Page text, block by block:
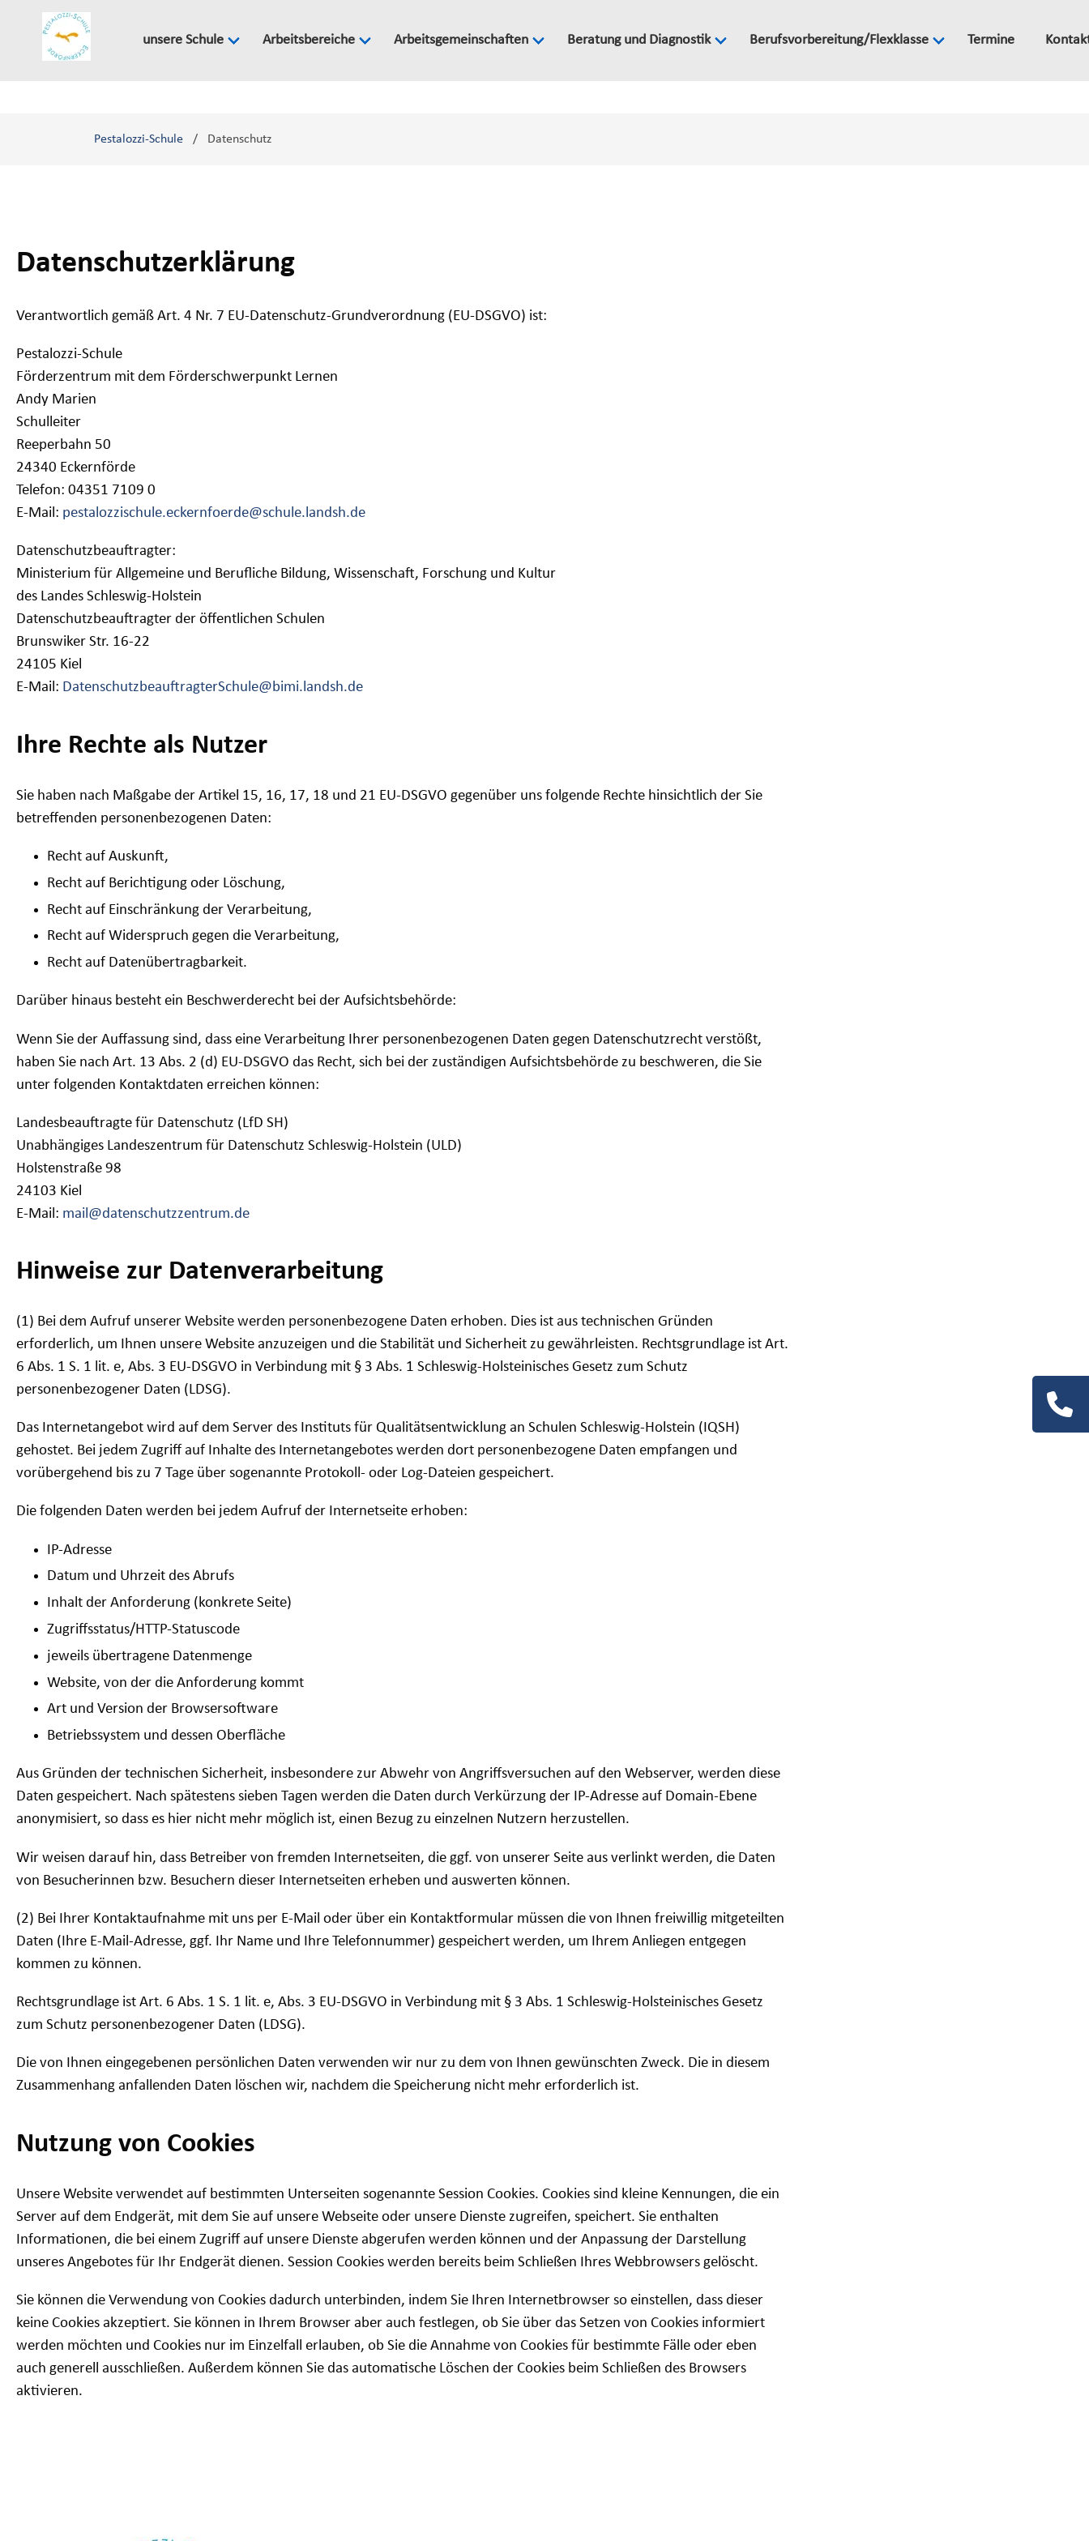
Navigation
überspringen
unsere Schule Arbeitsbereiche Arbeitsgemeinschaften Beratung und Diagnostik Berufsvorbereitung/Flexklasse Termine
Pestalozzi-Schule Datenschutz
Datenschutzerklärung
Verantwortlich gemäß Art. 4 Nr. 7 EU-Datenschutz-Grundverordnung (EU-DSGVO) ist:
Pestalozzi-Schule
Förderzentrum mit dem Förderschwerpunkt Lernen
Andy Marien
Schulleiter
Reeperbahn 50
24340 Eckernförde
Telefon: 04351 7109 0
E-Mail: pestalozzischule.eckernfoerde@schule.landsh.de
Datenschutzbeauftragter:
Ministerium für Allgemeine und Berufliche Bildung, Wissenschaft, Forschung und Kultur
des Landes Schleswig-Holstein
Datenschutzbeauftragter der öffentlichen Schulen
Brunswiker Str. 16-22
24105 Kiel
E-Mail: DatenschutzbeauftragterSchule@bimi.landsh.de
Ihre Rechte als Nutzer
Sie haben nach Maßgabe der Artikel 15, 16, 17, 18 und 21 EU-DSGVO gegenüber uns folgende Rechte hinsichtlich der Sie
betreffenden personenbezogenen Daten:
Recht auf Auskunft,
Recht auf Berichtigung oder Löschung,
Recht auf Einschränkung der Verarbeitung,
Recht auf Widerspruch gegen die Verarbeitung,
Recht auf Datenübertragbarkeit.
Darüber hinaus besteht ein Beschwerderecht bei der Aufsichtsbehörde:
Wenn Sie der Auffassung sind, dass eine Verarbeitung Ihrer personenbezogenen Daten gegen Datenschutzrecht verstößt,
haben Sie nach Art. 13 Abs. 2 (d) EU-DSGVO das Recht, sich bei der zuständigen Aufsichtsbehörde zu beschweren, die Sie
unter folgenden Kontaktdaten erreichen können:
Landesbeauftragte für Datenschutz (LfD SH)
Unabhängiges Landeszentrum für Datenschutz Schleswig-Holstein (ULD)
Holstenstraße 98
24103 Kiel
E-Mail: mail@datenschutzzentrum.de
Hinweise zur Datenverarbeitung
(1) Bei dem Aufruf unserer Website werden personenbezogene Daten erhoben. Dies ist aus technischen Gründen
erforderlich, um Ihnen unsere Website anzuzeigen und die Stabilität und Sicherheit zu gewährleisten. Rechtsgrundlage ist Art.
6 Abs. 1 S. 1 lit. e, Abs. 3 EU-DSGVO in Verbindung mit § 3 Abs. 1 Schleswig-Holsteinisches Gesetz zum Schutz
personenbezogener Daten (LDSG).
Das Internetangebot wird auf dem Server des Instituts für Qualitätsentwicklung an Schulen Schleswig-Holstein (IQSH)
gehostet. Bei jedem Zugriff auf Inhalte des Internetangebotes werden dort personenbezogene Daten empfangen und
vorübergehend bis zu 7 Tage über sogenannte Protokoll- oder Log-Dateien gespeichert.
Die folgenden Daten werden bei jedem Aufruf der Internetseite erhoben:
IP-Adresse
Datum und Uhrzeit des Abrufs
Inhalt der Anforderung (konkrete Seite)
Zugriffsstatus/HTTP-Statuscode
jeweils übertragene Datenmenge
Website, von der die Anforderung kommt
Art und Version der Browsersoftware
Betriebssystem und dessen Oberfläche
Aus Gründen der technischen Sicherheit, insbesondere zur Abwehr von Angriffsversuchen auf den Webserver, werden diese
Daten gespeichert. Nach spätestens sieben Tagen werden die Daten durch Verkürzung der IP-Adresse auf Domain-Ebene
anonymisiert, so dass es hier nicht mehr möglich ist, einen Bezug zu einzelnen Nutzern herzustellen.
Wir weisen darauf hin, dass Betreiber von fremden Internetseiten, die ggf. von unserer Seite aus verlinkt werden, die Daten
von Besucherinnen bzw. Besuchern dieser Internetseiten erheben und auswerten können.
(2) Bei Ihrer Kontaktaufnahme mit uns per E-Mail oder über ein Kontaktformular müssen die von Ihnen freiwillig mitgeteilten
Daten (Ihre E-Mail-Adresse, ggf. Ihr Name und Ihre Telefonnummer) gespeichert werden, um Ihrem Anliegen entgegen
kommen zu können.
Rechtsgrundlage ist Art. 6 Abs. 1 S. 1 lit. e, Abs. 3 EU-DSGVO in Verbindung mit § 3 Abs. 1 Schleswig-Holsteinisches Gesetz
zum Schutz personenbezogener Daten (LDSG).
Die von Ihnen eingegebenen persönlichen Daten verwenden wir nur zu dem von Ihnen gewünschten Zweck. Die in diesem
Zusammenhang anfallenden Daten löschen wir, nachdem die Speicherung nicht mehr erforderlich ist.
Nutzung von Cookies
Unsere Website verwendet auf bestimmten Unterseiten sogenannte Session Cookies. Cookies sind kleine Kennungen, die ein
Server auf dem Endgerät, mit dem Sie auf unsere Webseite oder unsere Dienste zugreifen, speichert. Sie enthalten
Informationen, die bei einem Zugriff auf unsere Dienste abgerufen werden können und der Anpassung der Darstellung
unseres Angebotes für Ihr Endgerät dienen. Session Cookies werden bereits beim Schließen Ihres Webbrowsers gelöscht.
Sie können die Verwendung von Cookies dadurch unterbinden, indem Sie Ihren Internetbrowser so einstellen, dass dieser
keine Cookies akzeptiert. Sie können in Ihrem Browser aber auch festlegen, ob Sie über das Setzen von Cookies informiert
werden möchten und Cookies nur im Einzelfall erlauben, ob Sie die Annahme von Cookies für bestimmte Fälle oder eben
auch generell ausschließen. Außerdem können Sie das automatische Löschen der Cookies beim Schließen des Browsers
aktivieren.
Navigation